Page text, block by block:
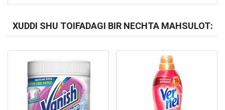
XUDDI SHU TOIFADAGI BIR NECHTA MAHSULOT:
Kod: 3159